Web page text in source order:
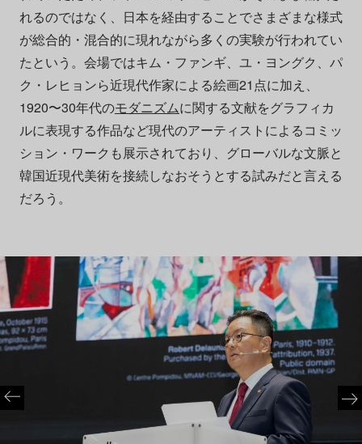
れるのではなく、日本を経由することでさまざまな様式
が総合的・混合的に現れながら多くの実験が行われてい
たという。会場ではキム・ファンギ、ユ・ヨングク、パ
ク・レヒョンら近現代作家による絵画21点に加え、
1920〜30年代のモダニズムに関する文献をグラフィカ
ルに表現する作品など現代のアーティストによるコミッ
ション・ワークも展示されており、グローバルな文脈と
韓国近現代美術を接続しなおそうとする試みだと言える
だろう。